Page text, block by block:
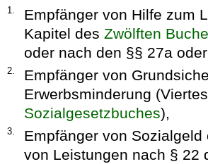
1.
Empfänger von Hilfe zum
Kapitel des Zwölften
oder nach den §§ 27a
2.
Empfänger von
Erwerbsminderung
Sozialgesetzbuches),
3.
Empfänger von
von Leistungen nach § 22